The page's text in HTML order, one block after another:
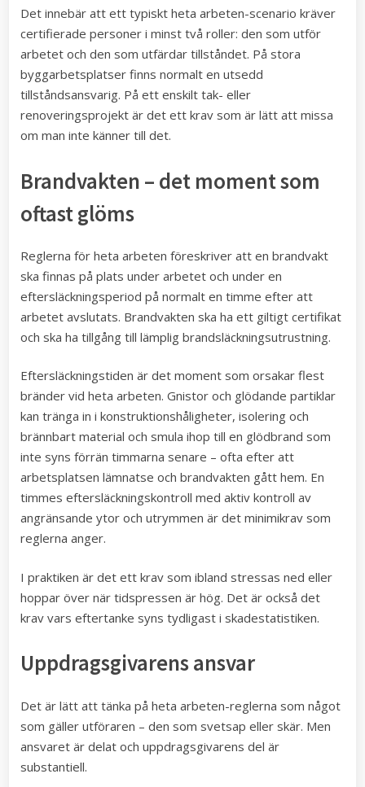
Det innebär att ett typiskt heta arbeten-scenario kräver
certifierade personer i minst två roller: den som utför
arbetet och den som utfärdar tillståndet. På stora
byggarbetsplatser finns normalt en utsedd
tillståndsansvarig. På ett enskilt tak- eller
renoveringsprojekt är det ett krav som är lätt att missa
om man inte känner till det.
Brandvakten – det moment som
oftast glöms
Reglerna för heta arbeten föreskriver att en brandvakt
ska finnas på plats under arbetet och under en
eftersläckningsperiod på normalt en timme efter att
arbetet avslutats. Brandvakten ska ha ett giltigt certifikat
och ska ha tillgång till lämplig brandsläckningsutrustning.
Eftersläckningstiden är det moment som orsakar flest
bränder vid heta arbeten. Gnistor och glödande partiklar
kan tränga in i konstruktionshåligheter, isolering och
brännbart material och smula ihop till en glödbrand som
inte syns förrän timmarna senare – ofta efter att
arbetsplatsen lämnatse och brandvakten gått hem. En
timmes eftersläckningskontroll med aktiv kontroll av
angränsande ytor och utrymmen är det minimikrav som
reglerna anger.
I praktiken är det ett krav som ibland stressas ned eller
hoppar över när tidspressen är hög. Det är också det
krav vars eftertanke syns tydligast i skadestatistiken.
Uppdragsgivarens ansvar
Det är lätt att tänka på heta arbeten-reglerna som något
som gäller utföraren – den som svetsар eller skär. Men
ansvaret är delat och uppdragsgivarens del är
substantiell.